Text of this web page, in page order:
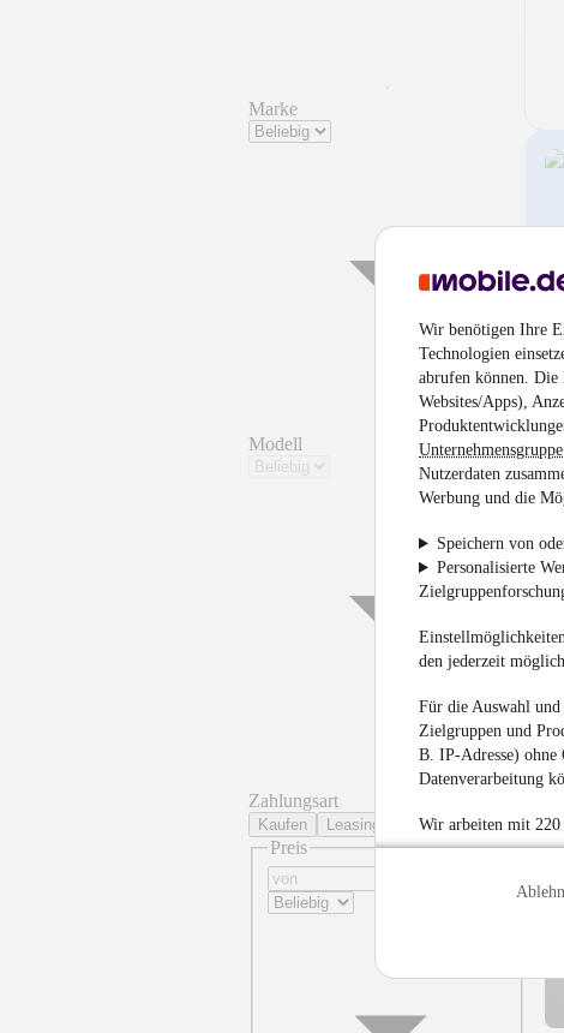
Wir benötigen Ihre
Technologien
abrufen können. Die
Websites/Apps),
Unternehmensgruppe
Nutzerdaten
Werbung und die
Speichern von
Personalisierte
den jederzeit
Für die Auswahl und
Zielgruppen und
B. IP-Adresse) ohne
Datenverarbeitung
Wir arbeiten mit 220
Marke
Modell
Zahlungsart
Kaufen Leasing
Preis